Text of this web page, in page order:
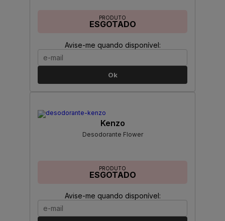
PRODUTO
ESGOTADO
Avise-me quando disponível:
Ok
Kenzo
Desodorante Flower
PRODUTO
ESGOTADO
Avise-me quando disponível: